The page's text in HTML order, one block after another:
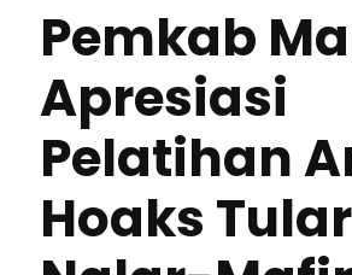
Pemkab
Apresiasi
Pelatihan
Hoaks Tular